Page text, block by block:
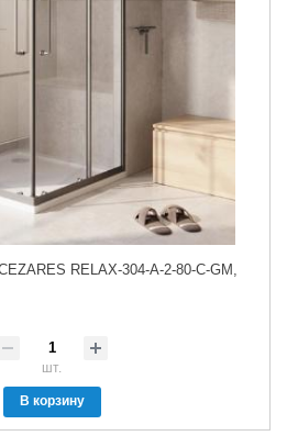
RELAX-304-A-2-80-C-GM,
шт.
В корзину